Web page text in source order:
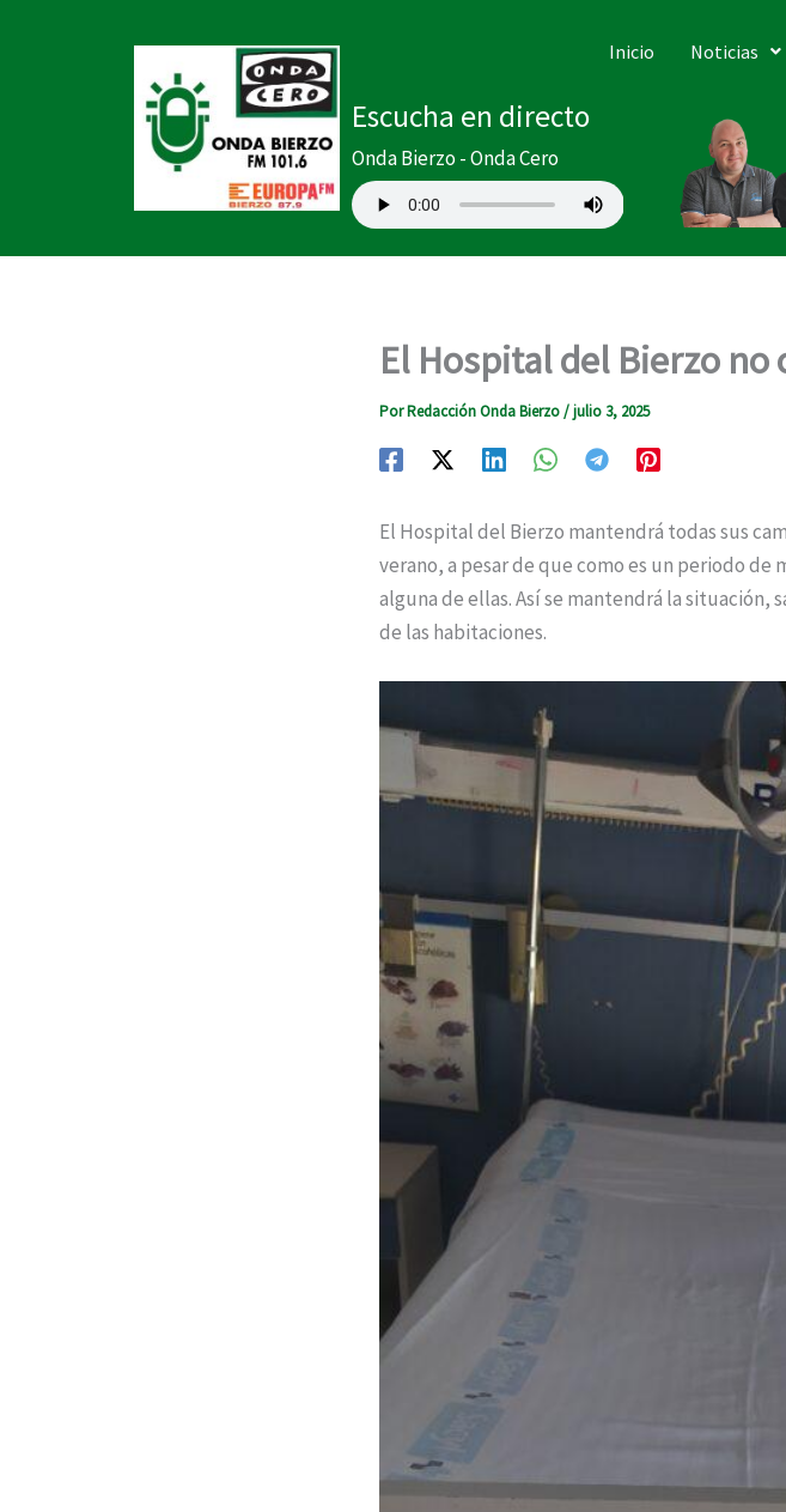
Inicio Noticias
Escucha en directo
Onda Bierzo - Onda Cero
El Hospital del Bierzo no
PorRedacción Onda Bierzo/julio 3, 2025
El Hospital del Bierzo mantendrá todas sus
verano, a pesar de que como es un periodo
alguna de ellas. Así se mantendrá la situación,
de las habitaciones.